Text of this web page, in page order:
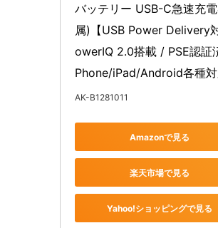
バッテリー USB-C急速充
属)【USB Power Delivery
owerIQ 2.0搭載 / PSE認証
Phone/iPad/Android各種
AK-B1281011
Amazonで見る
楽天市場で見る
Yahoo!ショッピングで見る